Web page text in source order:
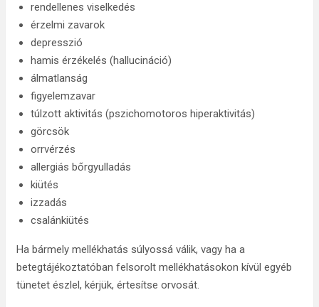
rendellenes viselkedés
érzelmi zavarok
depresszió
hamis érzékelés (hallucináció)
álmatlanság
figyelemzavar
túlzott aktivitás (pszichomotoros hiperaktivitás)
görcsök
orrvérzés
allergiás bőrgyulladás
kiütés
izzadás
csalánkiütés
Ha bármely mellékhatás súlyossá válik, vagy ha a
betegtájékoztatóban felsorolt mellékhatásokon kívül egyéb
tünetet észlel, kérjük, értesítse orvosát.